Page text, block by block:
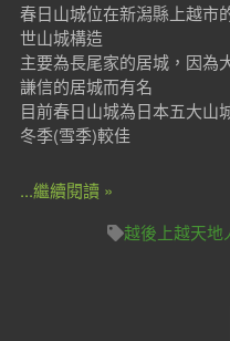
春日山城位在新潟縣上越市
世山城構造
主要為長尾家的居城，因為
謙信的居城而有名
目前春日山城為日本五大山
冬季(雪季)較佳
...繼續閱讀 »
越後上越天地